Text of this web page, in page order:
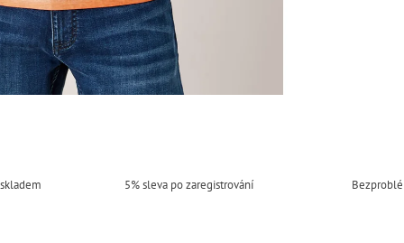
5% sleva po zaregistrování